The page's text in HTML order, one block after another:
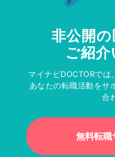
非公開
ご紹介
マイナビDOCTORで
あなたの転職活動をサ
合
無料転職